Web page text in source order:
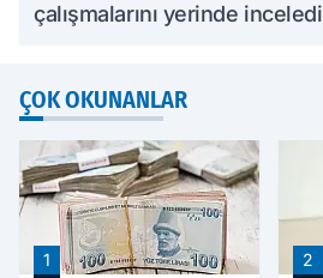
çalışmalarını yerinde inceledi
ÇOK OKUNANLAR
1 2